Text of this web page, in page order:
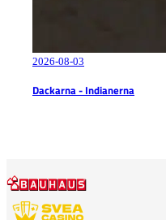
2026-08-03
Dackarna - Indianerna